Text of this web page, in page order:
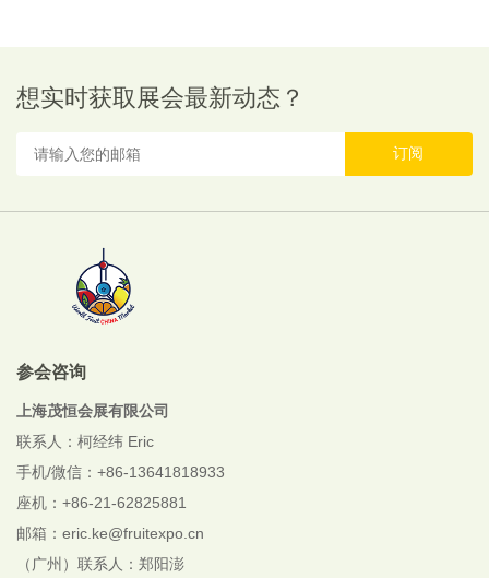
想实时获取展会最新动态？
订阅
参会咨询
上海茂恒会展有限公司
联系人：柯经纬 Eric
手机/微信：+86-13641818933
座机：+86-21-62825881
邮箱：eric.ke@fruitexpo.cn
（广州）联系人：郑阳澎